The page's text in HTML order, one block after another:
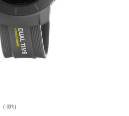
(-30%)